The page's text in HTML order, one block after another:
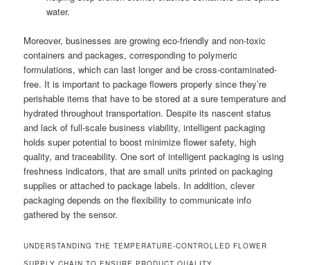
water.
Moreover, businesses are growing eco-friendly and non-toxic
containers and packages, corresponding to polymeric
formulations, which can last longer and be cross-contaminated-
free. It is important to package flowers properly since they’re
perishable items that have to be stored at a sure temperature and
hydrated throughout transportation. Despite its nascent status
and lack of full-scale business viability, intelligent packaging
holds super potential to boost minimize flower safety, high
quality, and traceability. One sort of intelligent packaging is using
freshness indicators, that are small units printed on packaging
supplies or attached to package labels. In addition, clever
packaging depends on the flexibility to communicate info
gathered by the sensor.
UNDERSTANDING THE TEMPERATURE-CONTROLLED FLOWER